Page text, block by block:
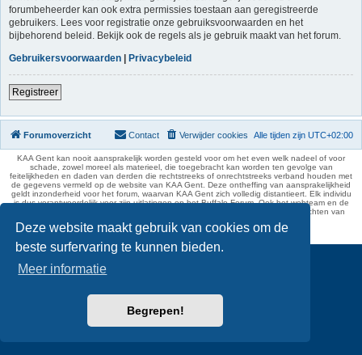
Deze website maakt gebruik van cookies om de
beste surfervaring te kunnen bieden.
Meer informatie
Begrepen!
forumbeheerder kan ook extra permissies toestaan aan geregistreerde
gebruikers. Lees voor registratie onze gebruiksvoorwaarden en het
bijbehorend beleid. Bekijk ook de regels als je gebruik maakt van het forum.
Gebruikersvoorwaarden | Privacybeleid
Registreer
Forumoverzicht Alle tijden zijn UTC+02:00
Verwijder cookies
Contact
KAA Gent kan nooit aansprakelijk worden gesteld voor om het even welk nadeel of voor
schade, zowel moreel als materieel, die toegebracht kan worden ten gevolge van
feitelijkheden en daden van derden die rechtstreeks of onrechtstreeks verband houden met
de gegevens vermeld op de website van KAA Gent. Deze ontheffing van aansprakelijkheid
geldt inzonderheid voor het forum, waarvan KAA Gent zich volledig distantieert. Elk individu
is dus verantwoordelijk voor zijn uitlatingen op het Buffalo Forum. Ook het webteam en de
moderators kunnen niet aansprakelijk gesteld worden voor de inhoud van berichten van
phpBB Two Factor Authentication ©paul999